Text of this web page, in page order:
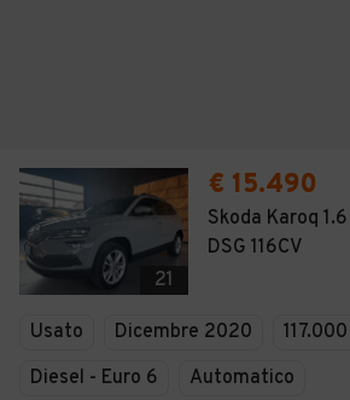
21
€ 15.490
Skoda Karoq
DSG 116CV
Usato Dicembre 2020
Diesel - Euro 6
Automatico